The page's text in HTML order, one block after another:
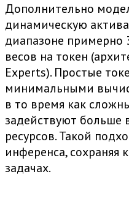
Дополнительно
динамическую
диапазоне
весов на токен
Experts). Простые
минимальными
в то время как
задействуют больше
ресурсов. Такой
инференса, сохраняя
задачах.